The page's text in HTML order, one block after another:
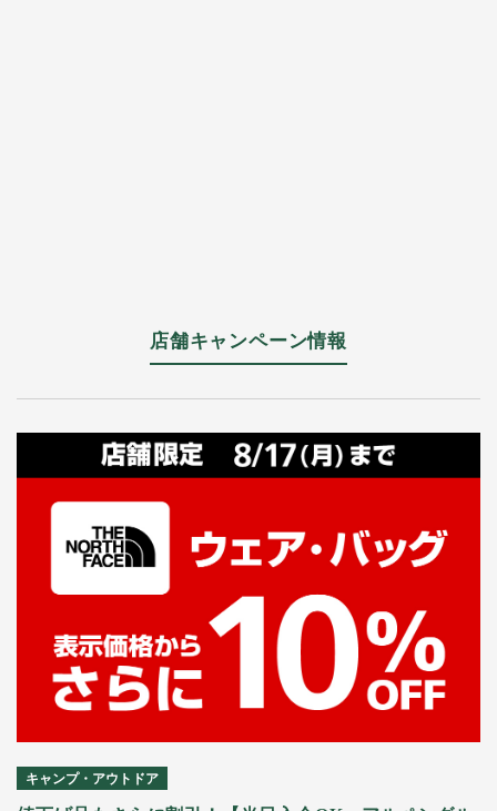
店舗キャンペーン情報
キャンプ・アウトドア